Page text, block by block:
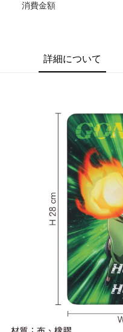
Easy Wallet
代金引換
配送毎にNT$65、NT$1,300
付款後全家取貨
配送毎にNT$65、NT$1,300
(不開放使用，請勿選取）
配送毎にNT$9,999
配送毎にNT$65、NT$1,300
付款後7-11取貨
配送毎にNT$65、NT$1,300
宅配-木棉花樂園專用
消費金額
詳細について